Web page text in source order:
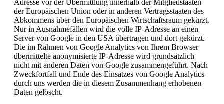
Adresse vor der Übermittlung innerhalb der Mitgliedstaaten
der Europäischen Union oder in anderen Vertragsstaaten des
Abkommens über den Europäischen Wirtschaftsraum gekürzt.
Nur in Ausnahmefällen wird die volle IP-Adresse an einen
Server von Google in den USA übertragen und dort gekürzt.
Die im Rahmen von Google Analytics von Ihrem Browser
übermittelte anonymisierte IP-Adresse wird grundsätzlich
nicht mit anderen Daten von Google zusammengeführt. Nach
Zweckfortfall und Ende des Einsatzes von Google Analytics
durch uns werden die in diesem Zusammenhang erhobenen
Daten gelöscht.